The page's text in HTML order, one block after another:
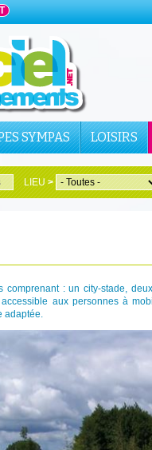
SYMPAS LOISIRS
LIEU>
comprenant : un city-stade,
aux personnes à
adaptée.